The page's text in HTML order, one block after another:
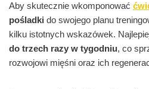
Aby skutecznie wkomponować
pośladki do swojego planu
kilku istotnych wskazówek.
do trzech razy w tygodniu, co
rozwojowi mięśni oraz ich